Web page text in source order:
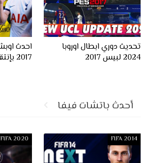
تحديث دوري ابطال اوروبا
2024 لبيس 2017
2017 بإنتقالات الموسم الجديد
أحدث باتشات فيفا
FIFA 2014
FIFA 2020